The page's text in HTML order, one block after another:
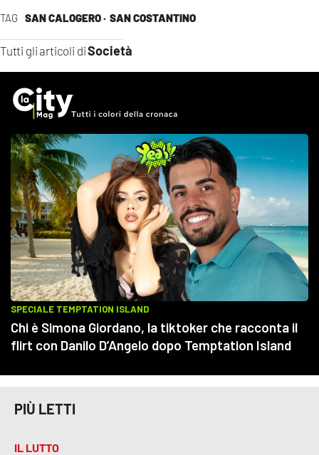
TAG SAN CALOGERO · SAN COSTANTINO
Tutti gli articoli diSocietà
PIÙ LETTI
IL LUTTO